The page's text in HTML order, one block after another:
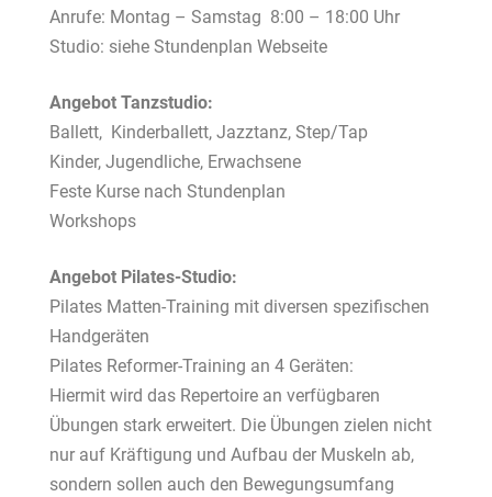
Anrufe: Montag – Samstag 8:00 – 18:00 Uhr
Studio: siehe Stundenplan Webseite
Angebot Tanzstudio:
Ballett, Kinderballett, Jazztanz, Step/Tap
Kinder, Jugendliche, Erwachsene
Feste Kurse nach Stundenplan
Workshops
Angebot Pilates-Studio:
Pilates Matten-Training mit diversen spezifischen
Handgeräten
Pilates Reformer-Training an 4 Geräten:
Hiermit wird das Repertoire an verfügbaren
Übungen stark erweitert. Die Übungen zielen nicht
nur auf Kräftigung und Aufbau der Muskeln ab,
sondern sollen auch den Bewegungsumfang